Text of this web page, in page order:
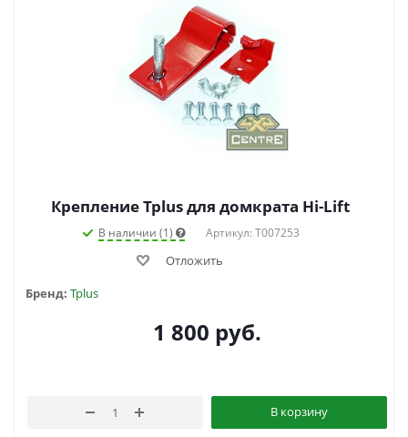
Крепление Tplus для домкрата Hi-Lift
В наличии (1) Артикул: T007253
Отложить
Бренд: Tplus
1 800 руб.
В корзину